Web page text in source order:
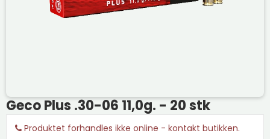
Geco Plus .30-06 11,0g. - 20 stk
Produktet forhandles ikke online - kontakt butikken.